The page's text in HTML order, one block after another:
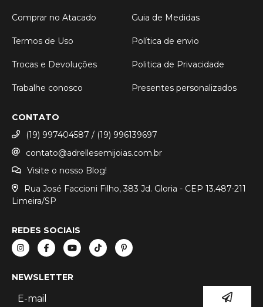
Comprar no Atacado Guia de Medidas
Termos de Uso Política de envio
Trocas e Devoluções Politica de Privacidade
Trabalhe conosco Presentes personalizados
CONTATO
(19) 997404587 / (19) 996139697
contato@adrellesemijoias.com.br
Visite o nosso Blog!
Rua José Faccioni Filho, 383 Jd. Gloria - CEP 13.487-211
Limeira/SP
REDES SOCIAIS
NEWSLETTER